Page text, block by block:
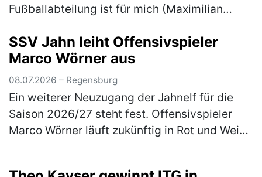
Fußballabteilung ist für mich (Maximilian
neue Hände zu übergeben. Aus persönlichen
…(mehr)
SSV Jahn leiht Offensivspieler
Marco Wörner aus
08.07.2026 – Regensburg
Ein weiterer Neuzugang der Jahnelf für die
Saison 2026/27 steht fest. Offensivspieler
Marco Wörner läuft zukünftig in Rot und Weiß